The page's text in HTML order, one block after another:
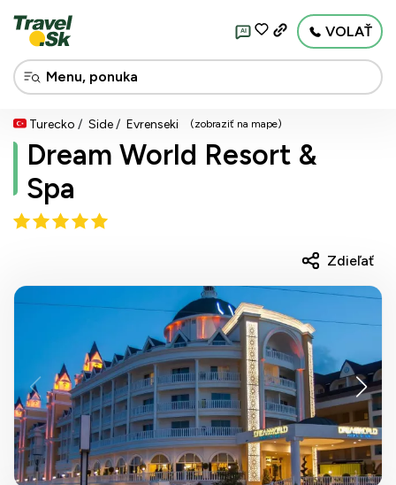
AI VOLAŤ
Turecko Side Evrenseki (zobraziť na mape)
Dream World Resort &
Spa
Zdieľať